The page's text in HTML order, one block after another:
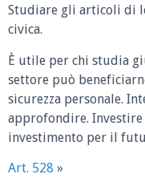
Studiare gli articoli di
civica.
È utile per chi studia
settore può
sicurezza personale.
approfondire.
investimento per il
Art. 528 »